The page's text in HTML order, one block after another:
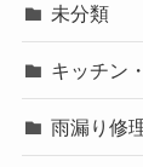
未分類
キッチン
雨漏り修